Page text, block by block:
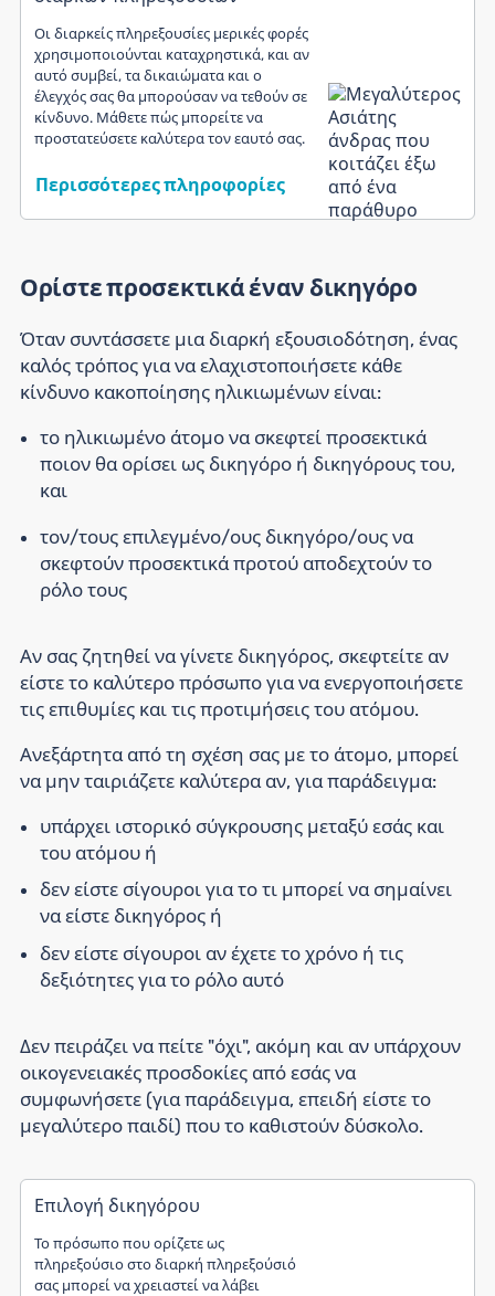
Οι διαρκείς πληρεξουσίες μερικές φορές
χρησιμοποιούνται καταχρηστικά, και αν
αυτό συμβεί, τα δικαιώματα και ο
έλεγχός σας θα μπορούσαν να τεθούν σε
κίνδυνο. Μάθετε πώς μπορείτε να
προστατεύσετε καλύτερα τον εαυτό σας.
Περισσότερες πληροφορίες
Ορίστε προσεκτικά έναν δικηγόρο
Όταν συντάσσετε μια διαρκή εξουσιοδότηση, ένας
καλός τρόπος για να ελαχιστοποιήσετε κάθε
κίνδυνο κακοποίησης ηλικιωμένων είναι:
το ηλικιωμένο άτομο να σκεφτεί προσεκτικά
ποιον θα ορίσει ως δικηγόρο ή δικηγόρους του,
και
τον/τους επιλεγμένο/ους δικηγόρο/ους να
σκεφτούν προσεκτικά προτού αποδεχτούν το
ρόλο τους
Αν σας ζητηθεί να γίνετε δικηγόρος, σκεφτείτε αν
είστε το καλύτερο πρόσωπο για να ενεργοποιήσετε
τις επιθυμίες και τις προτιμήσεις του ατόμου.
Ανεξάρτητα από τη σχέση σας με το άτομο, μπορεί
να μην ταιριάζετε καλύτερα αν, για παράδειγμα:
υπάρχει ιστορικό σύγκρουσης μεταξύ εσάς και
του ατόμου ή
δεν είστε σίγουροι για το τι μπορεί να σημαίνει
να είστε δικηγόρος ή
δεν είστε σίγουροι αν έχετε το χρόνο ή τις
δεξιότητες για το ρόλο αυτό
Δεν πειράζει να πείτε "όχι", ακόμη και αν υπάρχουν
οικογενειακές προσδοκίες από εσάς να
συμφωνήσετε (για παράδειγμα, επειδή είστε το
μεγαλύτερο παιδί) που το καθιστούν δύσκολο.
Επιλογή δικηγόρου
Το πρόσωπο που ορίζετε ως
πληρεξούσιο στο διαρκή πληρεξούσιό
σας μπορεί να χρειαστεί να λάβει